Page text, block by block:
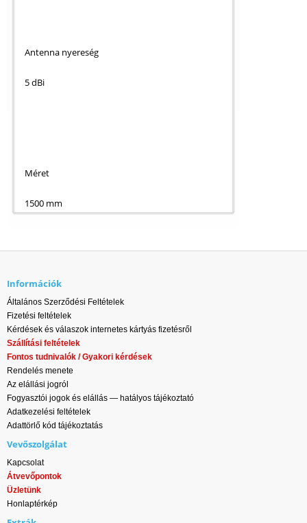
Antenna nyereség
5 dBi
Méret
1500 mm
Információk
Általános Szerződési Feltételek
Fizetési feltételek
Kérdések és válaszok internetes kártyás fizetésről
Szállítási feltételek
Fontos tudnivalók / Gyakori kérdések
Rendelés menete
Az elállási jogról
Fogyasztói jogok és elállás — hatályos tájékoztató
Adatkezelési feltételek
Adattörlő kód tájékoztatás
Vevőszolgálat
Kapcsolat
Átvevőpontok
Üzletünk
Honlaptérkép